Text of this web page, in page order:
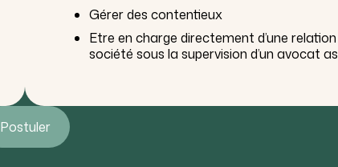
Gérer des contentieux
Etre en charge directement d’une
société sous la supervision d’un avocat
Postuler